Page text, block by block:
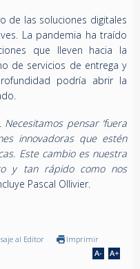
de las soluciones digitales
La pandemia ha traído
que lleven hacia la
de servicios de entrega y
podría abrir la
pensar ‘fuera
innovadoras que estén
Este cambio es nuestra
y tan rápido como nos
Pascal Ollivier.
al Editor Imprimir